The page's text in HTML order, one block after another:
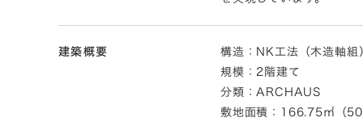
建築概要
構造：NK工法（木造軸組
規模：2階建て
分類：ARCHAUS
敷地面積：166.75㎡（